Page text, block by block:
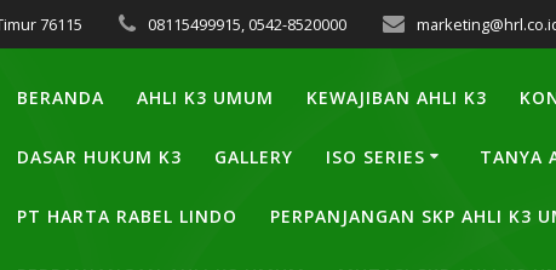
76115 08115499915, 0542-8520000
BERANDA AHLI K3 UMUM KEWAJIBAN AHLI K3
DASAR HUKUM K3 GALLERY ISO SERIES TANYA
PT HARTA RABEL LINDO PERPANJANGAN SKP AHLI K3